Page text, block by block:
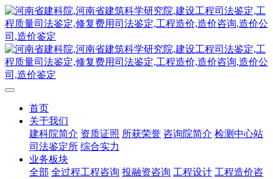
首页
关于我们
建科院简介 资质证照 所获荣誉 咨询院简介 检测中心站
司法鉴定所 综合实力
业务板块
全部 全过程工程咨询 投融资咨询 工程设计 工程造价咨